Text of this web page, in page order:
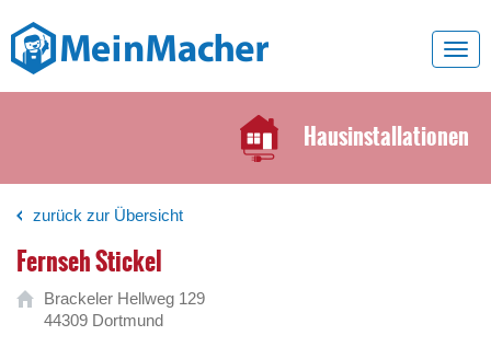
Hausinstallationen
zurück zur Übersicht
Fernseh Stickel
Brackeler Hellweg 129
44309 Dortmund